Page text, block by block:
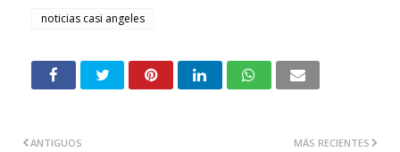
noticias casi angeles
MÁS RECIENTES
ANTIGUOS